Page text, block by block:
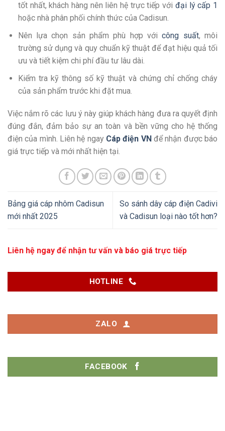
tốt nhất, khách hàng nên liên hệ trực tiếp với đại lý cấp 1
hoặc nhà phân phối chính thức của Cadisun.
Nên lựa chọn sản phẩm phù hợp vớicông suất, môi
trường sử dụng và quy chuẩn kỹ thuật để đạt hiệu quả tối
ưu và tiết kiệm chi phí đầu tư lâu dài.
Kiểm tra kỹ thông số kỹ thuật và chứng chỉ chống cháy
của sản phẩm trước khi đặt mua.
Việc nắm rõ các lưu ý này giúp khách hàng đưa ra quyết định
đúng đắn, đảm bảo sự an toàn và bền vững cho hệ thống
điện của mình. Liên hệ ngay Cáp điện VN để nhận được báo
giá trực tiếp và mới nhất hiện tại.
Bảng giá cáp nhôm Cadisun
mới nhất 2025
So sánh dây cáp điện Cadivi
và Cadisun loại nào tốt hơn?
Liên hệ ngay để nhận tư vấn và báo giá trực tiếp
HOTLINE
ZALO
FACEBOOK